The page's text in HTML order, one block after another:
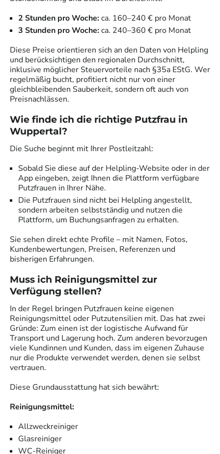
2 Stunden pro Woche:ca. 160–240 € pro Monat
3 Stunden pro Woche:ca. 240–360 € pro Monat
Diese Preise orientieren sich an den Daten von Helpling
und berücksichtigen den regionalen Durchschnitt,
inklusive möglicher Steuervorteile nach §35a EStG. Wer
regelmäßig bucht, profitiert nicht nur von einer
gleichbleibenden Sauberkeit, sondern oft auch von
Preisnachlässen.
Wie finde ich die richtige Putzfrau in
Wuppertal?
Die Suche beginnt mit Ihrer Postleitzahl:
Sobald Sie diese auf der Helpling-Website oder in der
App eingeben, zeigt Ihnen die Plattform verfügbare
Putzfrauen in Ihrer Nähe.
Die Putzfrauen sind nicht bei Helpling angestellt,
sondern arbeiten selbstständig und nutzen die
Plattform, um Buchungsanfragen zu erhalten.
Sie sehen direkt echte Profile – mit Namen, Fotos,
Kundenbewertungen, Preisen, Referenzen und
bisherigen Erfahrungen.
Muss ich Reinigungsmittel zur
Verfügung stellen?
In der Regel bringen Putzfrauen keine eigenen
Reinigungsmittel oder Putzutensilien mit. Das hat zwei
Gründe: Zum einen ist der logistische Aufwand für
Transport und Lagerung hoch. Zum anderen bevorzugen
viele Kundinnen und Kunden, dass im eigenen Zuhause
nur die Produkte verwendet werden, denen sie selbst
vertrauen.
Diese Grundausstattung hat sich bewährt:
Reinigungsmittel:
Allzweckreiniger
Glasreiniger
WC-Reiniger